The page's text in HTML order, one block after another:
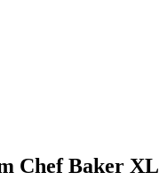
Chef Baker XL